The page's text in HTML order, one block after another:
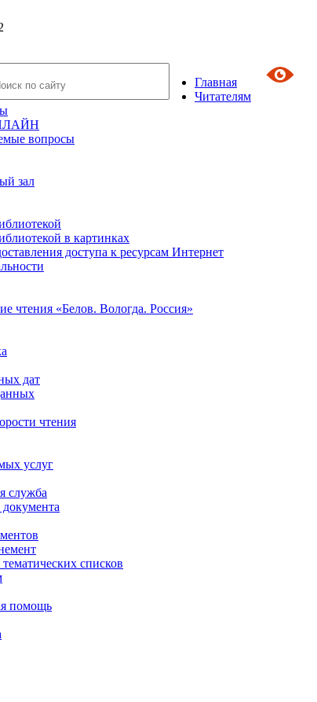
Главная
Читателям
вопросы
зал
в картинках
доступа к ресурсам Интернет
чтения «Белов. Вологда. Россия»
дат
чтения
услуг
служба
списков
помощь